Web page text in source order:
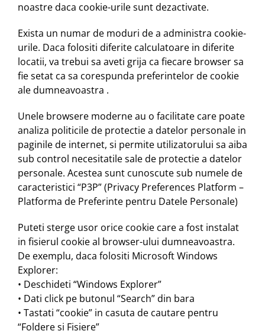
noastre daca cookie-urile sunt dezactivate.
Exista un numar de moduri de a administra cookie-
urile. Daca folositi diferite calculatoare in diferite
locatii, va trebui sa aveti grija ca fiecare browser sa
fie setat ca sa corespunda preferintelor de cookie
ale dumneavoastra .
Unele browsere moderne au o facilitate care poate
analiza politicile de protectie a datelor personale in
paginile de internet, si permite utilizatorului sa aiba
sub control necesitatile sale de protectie a datelor
personale. Acestea sunt cunoscute sub numele de
caracteristici “P3P” (Privacy Preferences Platform –
Platforma de Preferinte pentru Datele Personale)
Puteti sterge usor orice cookie care a fost instalat
in fisierul cookie al browser-ului dumneavoastra.
De exemplu, daca folositi Microsoft Windows
Explorer:
• Deschideti “Windows Explorer”
• Dati click pe butonul “Search” din bara
• Tastati “cookie” in casuta de cautare pentru
“Foldere si Fisiere”